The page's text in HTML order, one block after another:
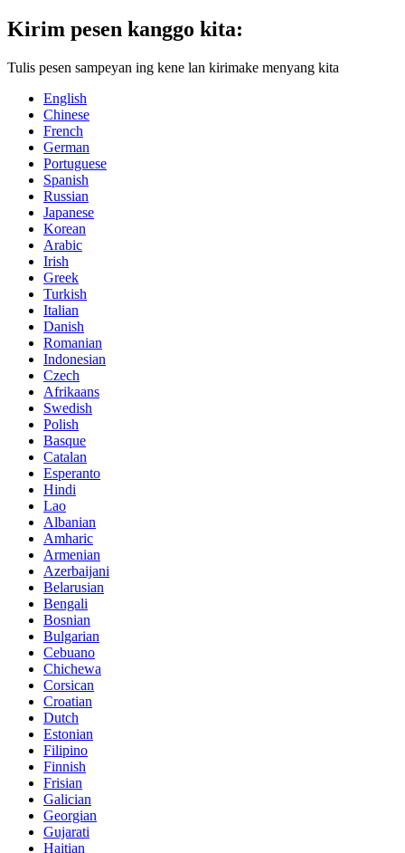
Kirim pesen kanggo kita:
Tulis pesen sampeyan ing kene lan kirimake menyang kita
English
Chinese
French
German
Portuguese
Spanish
Russian
Japanese
Korean
Arabic
Irish
Greek
Turkish
Italian
Danish
Romanian
Indonesian
Czech
Afrikaans
Swedish
Polish
Basque
Catalan
Esperanto
Hindi
Lao
Albanian
Amharic
Armenian
Azerbaijani
Belarusian
Bengali
Bosnian
Bulgarian
Cebuano
Chichewa
Corsican
Croatian
Dutch
Estonian
Filipino
Finnish
Frisian
Galician
Georgian
Gujarati
Haitian